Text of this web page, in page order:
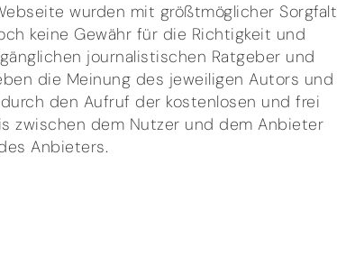
wurden mit größtmöglicher Sorgfalt
keine Gewähr für die Richtigkeit und
journalistischen Ratgeber und
die Meinung des jeweiligen Autors und
den Aufruf der kostenlosen und frei
zwischen dem Nutzer und dem Anbieter
Anbieters.